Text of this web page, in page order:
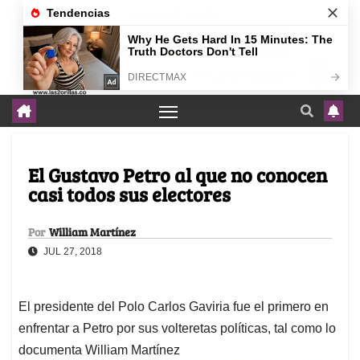
El Gustavo Petro al que no conocen
casi todos sus electores
Por William Martínez
JUL 27, 2018
El presidente del Polo Carlos Gaviria fue el primero en
enfrentar a Petro por sus volteretas políticas, tal como lo
documenta William Martínez